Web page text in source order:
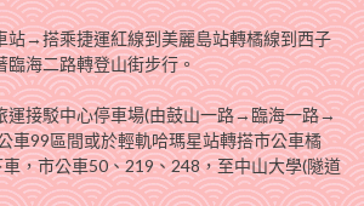
站→搭乘捷運紅線到美麗島站轉橘線到西子
臨海二路轉登山街步行。
運接駁中心停車場(由鼓山一路→臨海一路→
車99區間或於輕軌哈瑪星站轉搭市公車橘
，市公車50、219、248，至中山大學(隧道